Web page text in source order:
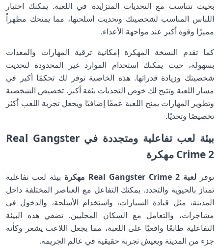
بحيث تتناسب مع التحديات المتزايدة في اللعبة. يمكنك اختيار
اللباس المناسب لشخصيتك وتحديث أسلحتها، مما يمنحك مظهراً
مميزًا وقوة أكبر عند مواجهة الأعداء.
كما تقدم النسخة المهكرة إمكانية ترقية المهارات والمعدات
بسهولة، حيث يمكنك استخدام الموارد غير المحدودة لتحديث
شخصيتك وزيادة قدراتها. هذه الخاصية توفر لك تحكمًا أكبر في
مسار اللعبة وتتيح لك خوض التحديات بثقة أكبر. تخصيص الشخصية
وتطوير المهارات يمنح اللعبة عمقًا إضافيًا ويجعل تجربة اللعب أكثر
تخصيصًا وتحديًا.
بيئة لعب تفاعلية ومتجددة في Real Gangster
Crime 2 مهكرة
توفر لعبة Real Gangster Crime 2 مهكرة
بيئة لعب تفاعلية
تمتاز بالحيوية والتجدد. يمكنك التفاعل مع العناصر المختلفة داخل
المدينة، مثل قيادة السيارات، واستخدام الأسلحة، والدخول في
مشاجرات، والتعامل مع السكان المحليين. تضفي هذه البيئة
التفاعلية طابعًا واقعيًا على اللعبة، مما يجعل اللاعب يشعر وكأنه
جزء من المدينة ويعيش تجربة حقيقية في عالم الجريمة.